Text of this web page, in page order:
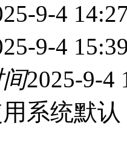
9-4
9-4
2025-9-4
系统默认